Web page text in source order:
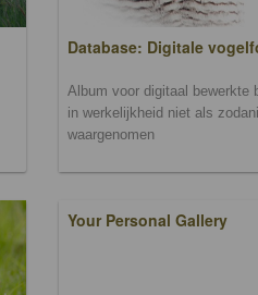
Database: Digitale
Album voor digitaal bewerkte
in werkelijkheid niet als
waargenomen
Your Personal Gallery